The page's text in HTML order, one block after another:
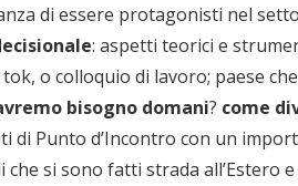
di essere protagonisti nel
: aspetti teorici e
o colloquio di lavoro; paese
bisogno domani? come
di Punto d’Incontro con un
si sono fatti strada